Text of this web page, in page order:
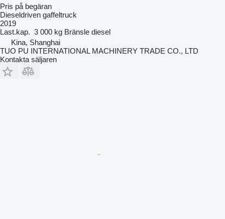
Pris på begäran
Dieseldriven gaffeltruck
2019
Last.kap. 3 000 kg Bränsle diesel
Kina, Shanghai
TUO PU INTERNATIONAL MACHINERY TRADE CO., LTD
Kontakta säljaren